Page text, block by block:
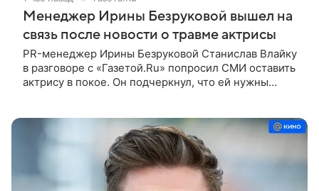
Менеджер Ирины Безруковой вышел на
связь после новости о травме актрисы
PR-менеджер Ирины Безруковой Станислав Влайку
в разговоре с «Газетой.Ru» попросил СМИ оставить
актрису в покое. Он подчеркнул, что ей нужны